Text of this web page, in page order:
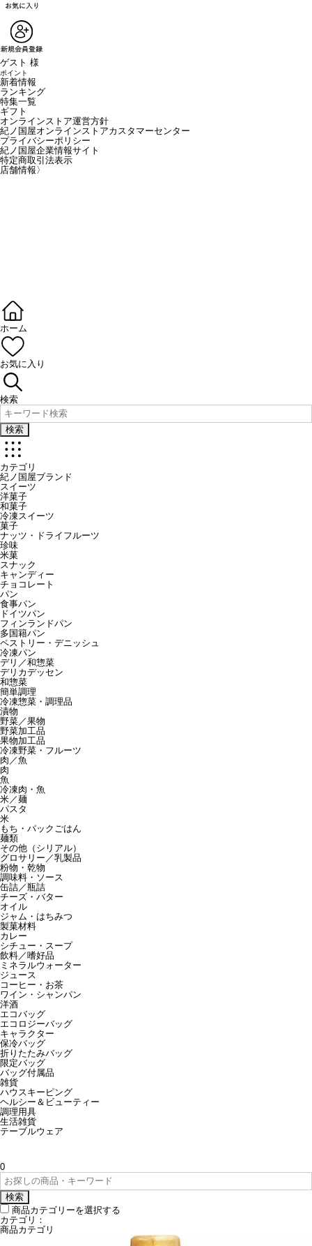
ゲスト 様
ポイント
新着情報
ランキング
特集一覧
ギフト
オンラインストア運営方針
紀ノ国屋オンラインストアカスタマーセンター
プライバシーポリシー
紀ノ国屋企業情報サイト
特定商取引法表示
店舗情報 〉
ホーム
お気に入り
検索
検索
カテゴリ
紀ノ国屋ブランド
スイーツ
洋菓子
和菓子
冷凍スイーツ
菓子
ナッツ・ドライフルーツ
珍味
米菓
スナック
キャンディー
チョコレート
パン
食事パン
ドイツパン
フィンランドパン
多国籍パン
ペストリー・デニッシュ
冷凍パン
デリ／和惣菜
デリカデッセン
和惣菜
簡単調理
冷凍惣菜・調理品
漬物
野菜／果物
野菜加工品
果物加工品
冷凍野菜・フルーツ
肉／魚
肉
魚
冷凍肉・魚
米／麺
パスタ
米
もち・パックごはん
麺類
その他（シリアル）
グロサリー／乳製品
粉物・乾物
調味料・ソース
缶詰／瓶詰
チーズ・バター
オイル
ジャム・はちみつ
製菓材料
カレー
シチュー・スープ
飲料／嗜好品
ミネラルウォーター
ジュース
コーヒー・お茶
ワイン・シャンパン
洋酒
エコバッグ
エコロジーバッグ
キャラクター
保冷バッグ
折りたたみバッグ
限定バッグ
バッグ付属品
雑貨
ハウスキーピング
ヘルシー＆ビューティー
調理用具
生活雑貨
テーブルウェア
0
検索
商品カテゴリーを選択する
カテゴリ：
商品カテゴリ